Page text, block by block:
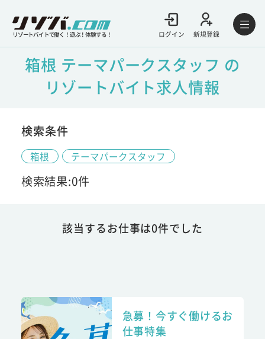
リゾートバイトで働く！遊ぶ！体験する！ ログイン 新規登録
箱根 テーマパークスタッフ の
リゾートバイト求人情報
検索条件
箱根 テーマパークスタッフ
検索結果:0件
該当するお仕事は0件でした
急募！今すぐ働けるお
仕事特集